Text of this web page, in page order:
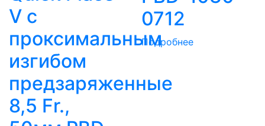
V c
проксимальным
изгибом
предзаряженные
8,5 Fr.,
0712
Подробнее